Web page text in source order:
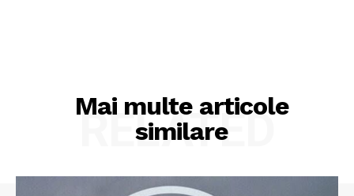
Mai multe articole
similare
RELATED